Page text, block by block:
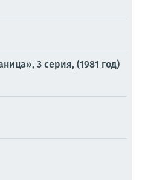
3 серия, (1981 год)